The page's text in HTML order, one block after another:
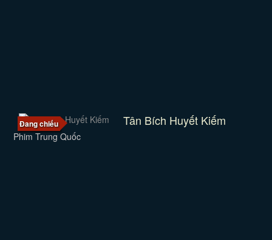
Đang chiếu Tân Bích Huyết Kiếm
Phim Trung Quốc